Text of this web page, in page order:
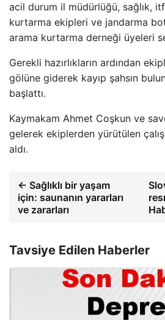
acil durum il müdürlüğü, sağlık,
kurtarma ekipleri ve jandarma
arama kurtarma derneği üyeleri
Gerekli hazırlıkların ardından
gölüne giderek kayıp şahsın
başlattı.
Kaymakam Ahmet Coşkun ve
gelerek ekiplerden yürütülen
aldı.
← Sağlıklı bir yaşam
için: saunanın yararları
ve zararları
Tavsiye Edilen Haberler